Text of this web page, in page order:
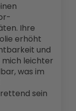
Ihre
erhöht
und
leichter
was im
sein